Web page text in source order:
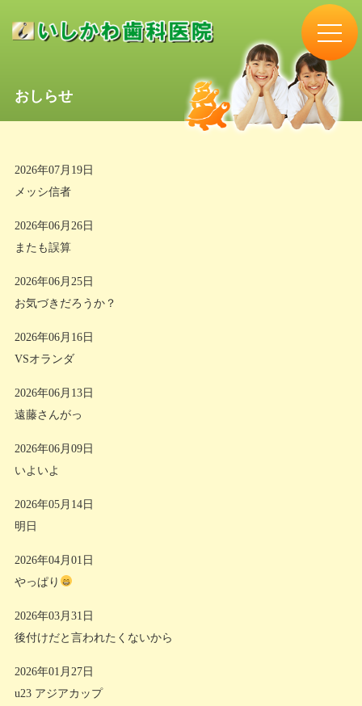
おしらせ
2026年07月19日
メッシ信者
2026年06月26日
またも誤算
2026年06月25日
お気づきだろうか？
2026年06月16日
VSオランダ
2026年06月13日
遠藤さんがっ
2026年06月09日
いよいよ
2026年05月14日
明日
2026年04月01日
やっぱり
2026年03月31日
後付けだと言われたくないから
2026年01月27日
u23 アジアカップ